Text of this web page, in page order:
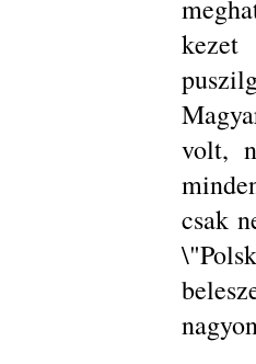
volt,
csak